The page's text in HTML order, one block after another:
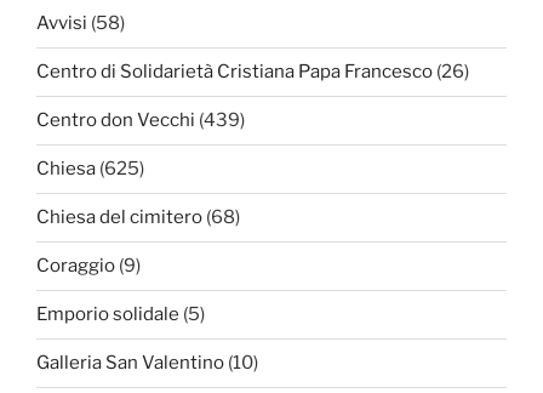
Avvisi (58)
Centro di Solidarietà Cristiana Papa Francesco (26)
Centro don Vecchi (439)
Chiesa (625)
Chiesa del cimitero (68)
Coraggio (9)
Emporio solidale (5)
Galleria San Valentino (10)